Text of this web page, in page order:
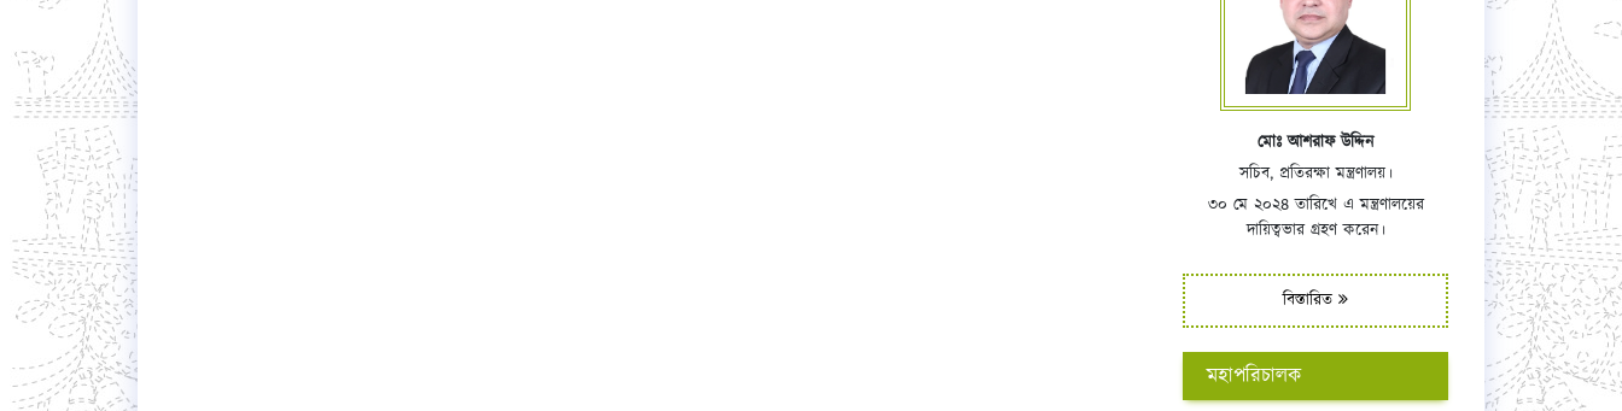
মোঃ আশরাফ উদ্দিন
সচিব, প্রতিরক্ষা মন্ত্রণালয়।
৩০ মে ২০২৪ তারিখে এ মন্ত্রণালয়ের
দায়িত্বভার গ্রহণ করেন।
বিস্তারিত
মহাপরিচালক